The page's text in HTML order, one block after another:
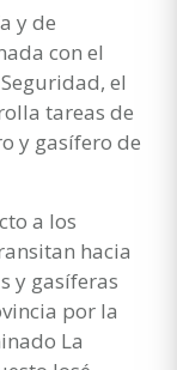
y de
con el
el
tareas de
y gasífero de
a los
hacia
y gasíferas
por la
La